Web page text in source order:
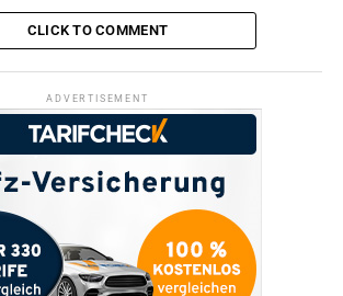
CLICK TO COMMENT
ADVERTISEMENT